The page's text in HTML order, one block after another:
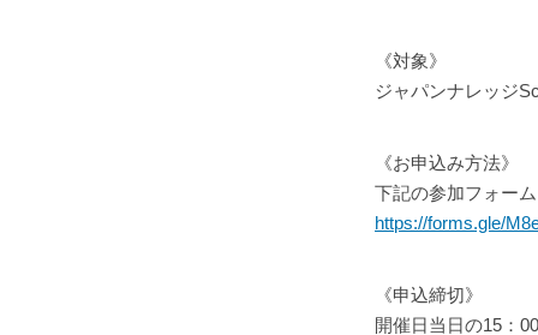
《対象》
ジャパンナレッジ
《お申込み方法》
下記の参加フォー
https://forms.gle/
《申込締切》
開催日当日の15：00